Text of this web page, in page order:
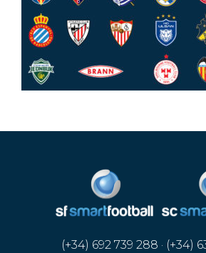
(+34) 692 739 288 · (+34)